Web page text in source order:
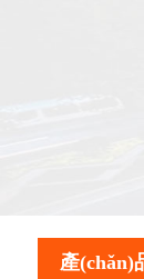
產(chǎn)